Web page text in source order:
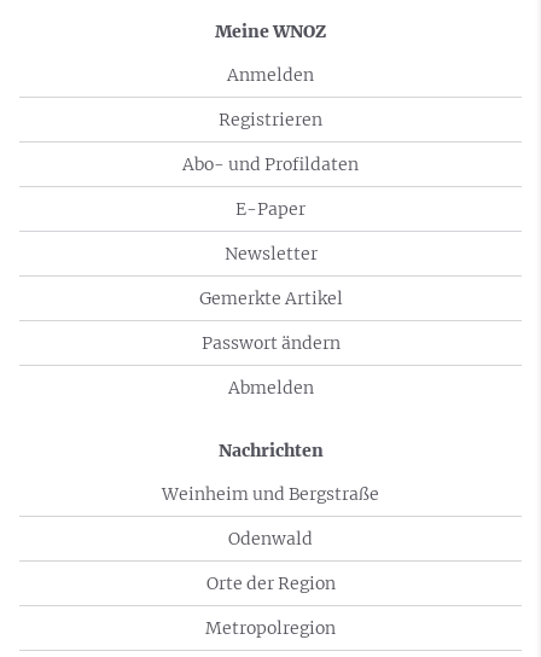
Meine WNOZ
Anmelden
Registrieren
Abo- und Profildaten
E-Paper
Newsletter
Gemerkte Artikel
Passwort ändern
Abmelden
Nachrichten
Weinheim und Bergstraße
Odenwald
Orte der Region
Metropolregion